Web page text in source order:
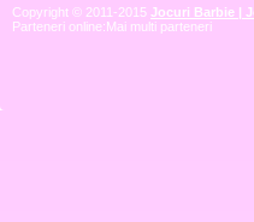
Copyright © 2011-2015 Jocuri Barbie |
Parteneri online:Mai multi parteneri